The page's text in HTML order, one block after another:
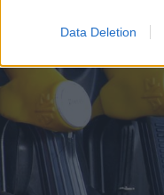
Data Deletion